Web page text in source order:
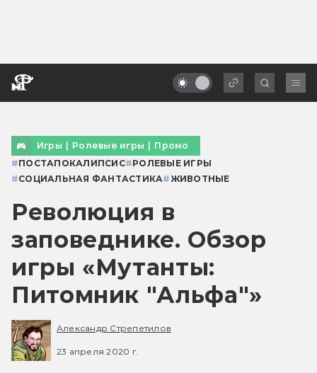
Игры | Ролевые игры | Промо
#ПОСТАПОКАЛИПСИС#РОЛЕВЫЕ ИГРЫ
#СОЦИАЛЬНАЯ ФАНТАСТИКА# ЖИВОТНЫЕ
Революция в
заповеднике. Обзор
игры «Мутанты:
Питомник "Альфа"»
Александр Стрепетилов
23 апреля 2020 г.